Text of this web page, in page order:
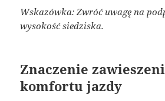
Wskazówka: Zwróć uwagę na
wysokość siedziska.
Znaczenie
komfortu jazdy